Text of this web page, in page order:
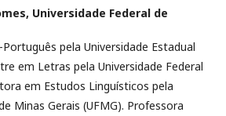
Universidade Federal de
pela Universidade Estadual
em Letras pela Universidade Federal
em Estudos Linguísticos pela
Minas Gerais (UFMG). Professora